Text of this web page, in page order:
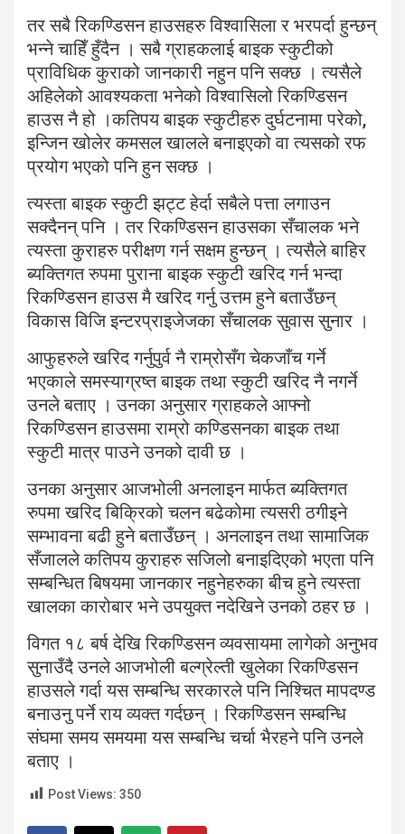
तर सबै रिकण्डिसन हाउसहरु विश्वासिला र भरपर्दा हुन्छन्
भन्ने चाहिँ हुँदैन । सबै ग्राहकलाई बाइक स्कुटीको
प्राविधिक कुराको जानकारी नहुन पनि सक्छ । त्यसैले
अहिलेको आवश्यकता भनेको विश्वासिलो रिकण्डिसन
हाउस नै हो ।कतिपय बाइक स्कुटीहरु दुर्घटनामा परेको,
इन्जिन खोलेर कमसल खालले बनाइएको वा त्यसको रफ
प्रयोग भएको पनि हुन सक्छ ।
त्यस्ता बाइक स्कुटी झट्ट हेर्दा सबैले पत्ता लगाउन
सक्दैनन् पनि । तर रिकण्डिसन हाउसका सँचालक भने
त्यस्ता कुराहरु परीक्षण गर्न सक्षम हुन्छन् । त्यसैले बाहिर
ब्यक्तिगत रुपमा पुराना बाइक स्कुटी खरिद गर्न भन्दा
रिकण्डिसन हाउस मै खरिद गर्नु उत्तम हुने बताउँछन्
विकास विजि इन्टरप्राइजेजका सँचालक सुवास सुनार ।
आफुहरुले खरिद गर्नुपुर्व नै राम्रोसँग चेकजाँच गर्ने
भएकाले समस्याग्रष्त बाइक तथा स्कुटी खरिद नै नगर्ने
उनले बताए । उनका अनुसार ग्राहकले आफ्नो
रिकण्डिसन हाउसमा राम्रो कण्डिसनका बाइक तथा
स्कुटी मात्र पाउने उनको दावी छ ।
उनका अनुसार आजभोली अनलाइन मार्फत ब्यक्तिगत
रुपमा खरिद बिक्रिको चलन बढेकोमा त्यसरी ठगीइने
सम्भावना बढी हुने बताउँछन् । अनलाइन तथा सामाजिक
सँजालले कतिपय कुराहरु सजिलो बनाइदिएको भएता पनि
सम्बन्धित बिषयमा जानकार नहुनेहरुका बीच हुने त्यस्ता
खालका कारोबार भने उपयुक्त नदेखिने उनको ठहर छ ।
विगत १८ बर्ष देखि रिकण्डिसन व्यवसायमा लागेको अनुभव
सुनाउँदै उनले आजभोली बल्ग्रेल्ती खुलेका रिकण्डिसन
हाउसले गर्दा यस सम्बन्धि सरकारले पनि निश्चित मापदण्ड
बनाउनु पर्ने राय व्यक्त गर्दछन् । रिकण्डिसन सम्बन्धि
संघमा समय समयमा यस सम्बन्धि चर्चा भैरहने पनि उनले
बताए ।
Post Views: 350